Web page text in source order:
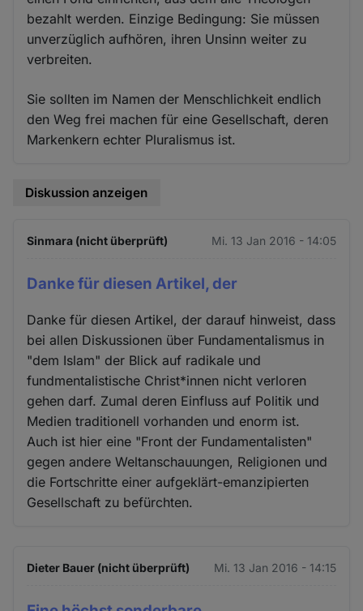
bezahlt werden. Einzige Bedingung: Sie müssen
unverzüglich aufhören, ihren Unsinn weiter zu
verbreiten.
Sie sollten im Namen der Menschlichkeit endlich
den Weg frei machen für eine Gesellschaft, deren
Markenkern echter Pluralismus ist.
Diskussion anzeigen
Sinmara (nicht überprüft) Mi. 13 Jan 2016 - 14:05
Danke für diesen Artikel, der
Danke für diesen Artikel, der darauf hinweist, dass
bei allen Diskussionen über Fundamentalismus in
"dem Islam" der Blick auf radikale und
fundmentalistische Christ*innen nicht verloren
gehen darf. Zumal deren Einfluss auf Politik und
Medien traditionell vorhanden und enorm ist.
Auch ist hier eine "Front der Fundamentalisten"
gegen andere Weltanschauungen, Religionen und
die Fortschritte einer aufgeklärt-emanzipierten
Gesellschaft zu befürchten.
Dieter Bauer (nicht überprüft) Mi. 13 Jan 2016 - 14:15